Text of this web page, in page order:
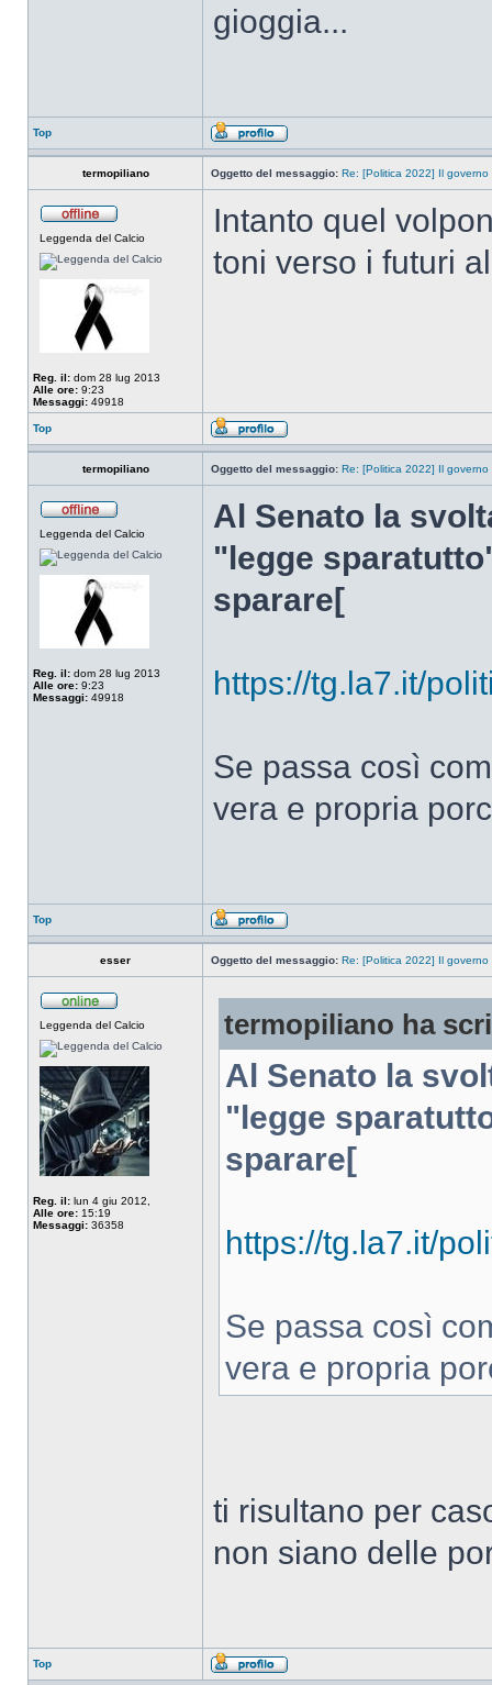
gioggia...
Top
termopiliano Oggetto del messaggio: Re: [Politica 2022] Il governo
Leggenda del Calcio
Reg. il: dom 28 lug 2013
Alle ore: 9:23
Messaggi: 49918
Intanto quel
toni verso i futuri
Top
termopiliano Oggetto del messaggio: Re: [Politica 2022] Il governo
Leggenda del Calcio
Reg. il: dom 28 lug 2013
Alle ore: 9:23
Messaggi: 49918
Al Senato la
"legge
sparare[
https://tg.la7.it/
Se passa così
vera e propria
Top
esser Oggetto del messaggio: Re: [Politica 2022] Il governo
Leggenda del Calcio
Reg. il: lun 4 giu 2012,
Alle ore: 15:19
Messaggi: 36358
termopiliano ha
Al Senato la
"legge
sparare[
https://tg.la7.it/
Se passa così
vera e propria
ti risultano per
non siano delle
Top